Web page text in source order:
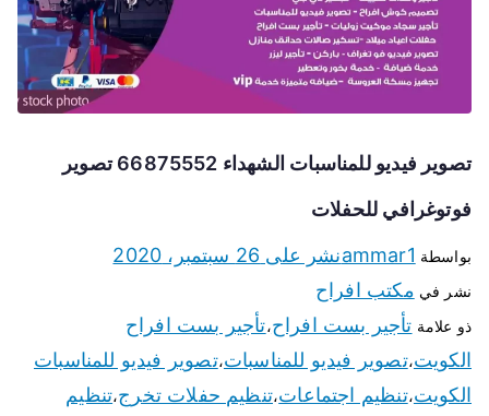
تصوير فيديو للمناسبات الشهداء 66875552 تصوير
فوتوغرافي للحفلات
بواسطة ammar1نشر على 26 سبتمبر، 2020
نشر في مكتب افراح
ذو علامة تأجير بست افراح،تأجير بست افراح
الكويت،تصوير فيديو للمناسبات،تصوير فيديو للمناسبات
الكويت،تنظيم اجتماعات،تنظيم حفلات تخرج،تنظيم